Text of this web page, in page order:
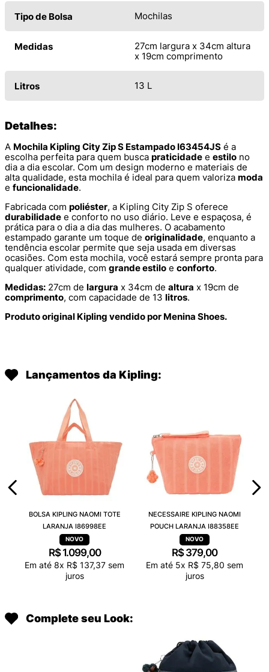
Tipo de Bolsa Mochilas
Medidas
27cm largura x 34cm altura
x 19cm comprimento
Litros 13 L
Detalhes:
A Mochila Kipling City Zip S Estampado I63454JS é a
escolha perfeita para quem busca praticidade e estilo no
dia a dia escolar. Com um design moderno e materiais de
alta qualidade, esta mochila é ideal para quem valoriza moda
e funcionalidade.
Fabricada com poliéster, a Kipling City Zip S oferece
durabilidade e conforto no uso diário. Leve e espaçosa, é
prática para o dia a dia das mulheres. O acabamento
estampado garante um toque de originalidade, enquanto a
tendência escolar permite que seja usada em diversas
ocasiões. Com esta mochila, você estará sempre pronta para
qualquer atividade, com grande estilo e conforto.
Medidas: 27cm de largura x 34cm de altura x 19cm de
comprimento, com capacidade de 13 litros.
Produto original Kipling vendido por Menina Shoes.
Lançamentos da Kipling:
BOLSA KIPLING NAOMI TOTE
LARANJA I86998EE
R$ 1.099,00
Em até 8x R$ 137,37 sem
juros
NECESSAIRE KIPLING NAOMI
POUCH LARANJA I88358EE
R$ 379,00
Em até 5x R$ 75,80 sem
juros
Complete seu Look: